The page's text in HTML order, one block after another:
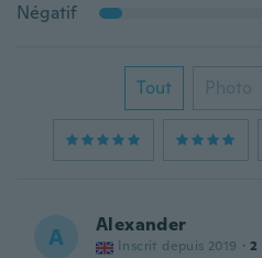
Négatif
Tout Photo
A Alexander
Inscrit depuis 2019 · 2